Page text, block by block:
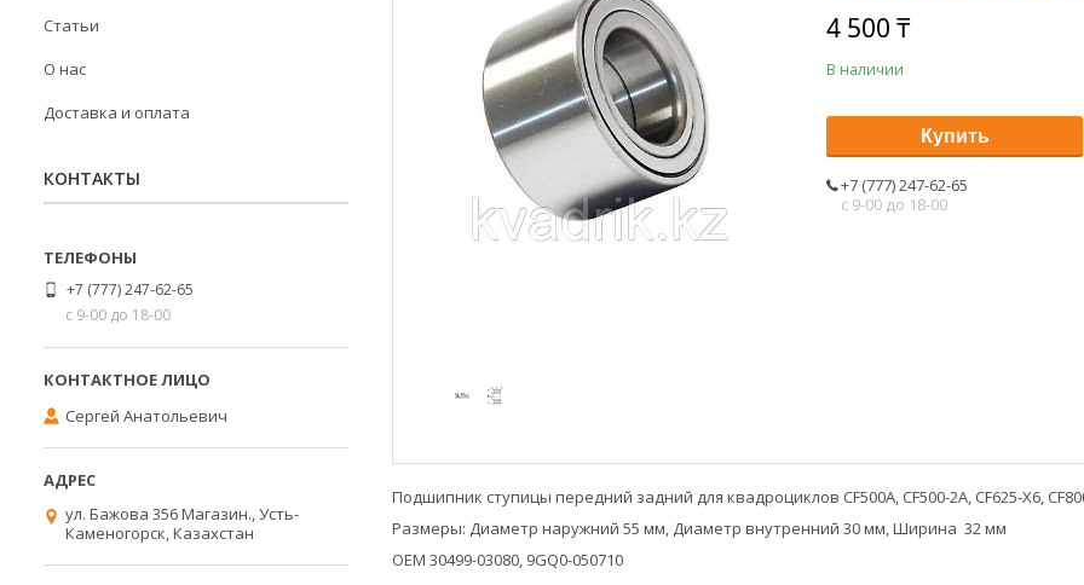
4 500 ₸
В наличии
Купить
+7 (777) 247-62-65
с 9-00 до 18-00
Подшипник ступицы передний задний для квадроциклов CF500A, CF500-2A, CF625-X6,
Размеры: Диаметр наружний 55 мм, Диаметр внутренний 30 мм, Ширина 32 мм
OEM 30499-03080, 9GQ0-050710
Статьи
О нас
Доставка и оплата
КОНТАКТЫ
+7 (777) 247-62-65
с 9-00 до 18-00
Сергей Анатольевич
ул. Бажова 356 Магазин., Усть-
Каменогорск, Казахстан